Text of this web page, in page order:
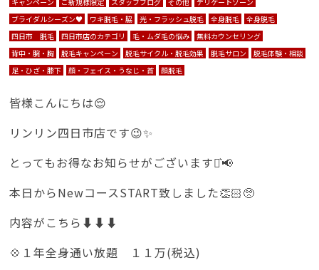
ブライダルシーズン♥︎
ワキ脱毛・脇 光・フラッシュ脱毛 全身脱毛
全身脱毛
四日市 脱毛
四日市店のカテゴリ 毛・ムダ毛の悩み
無料カウンセリング
背中・腕・胸
脱毛キャンペーン 脱毛サイクル・脱毛効果 脱毛サロン
脱毛体験・相談
足・ひざ・膝下
顔・フェイス・うなじ・首 顔脱毛
皆様こんにちは😌
リンリン四日市店です😉✨
とってもお得なお知らせがございます⋆͛📢
本日からNewコースSTART致しました👏🏻🥺
内容がこちら⬇️⬇️⬇️
💠１年全身通い放題 １１万(税込)